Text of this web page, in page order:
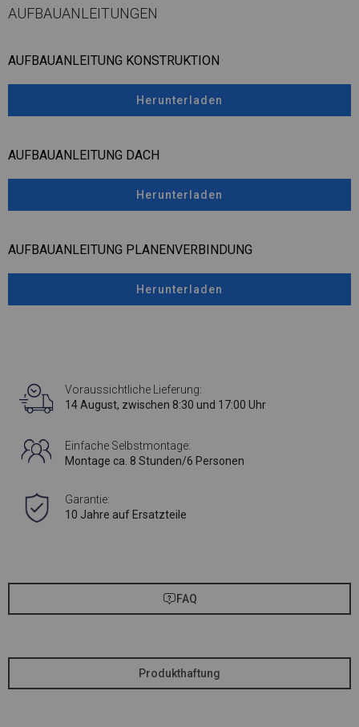
AUFBAUANLEITUNGEN
AUFBAUANLEITUNG KONSTRUKTION
Herunterladen
AUFBAUANLEITUNG DACH
Herunterladen
AUFBAUANLEITUNG PLANENVERBINDUNG
Herunterladen
Voraussichtliche Lieferung:
14 August, zwischen 8:30 und 17:00 Uhr
Einfache Selbstmontage:
Montage ca. 8 Stunden/6 Personen
Garantie:
10 Jahre auf Ersatzteile
FAQ
Produkthaftung